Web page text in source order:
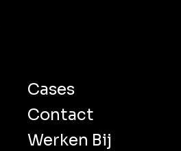
Cases
Contact
Werken Bij